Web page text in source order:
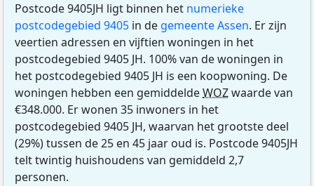
Postcode 9405JH ligt binnen het numerieke
postcodegebied 9405 in de gemeente Assen. Er zijn
veertien adressen en vijftien woningen in het
postcodegebied 9405 JH. 100% van de woningen in
het postcodegebied 9405 JH is een koopwoning. De
woningen hebben een gemiddeldeWOZwaarde van
€348.000. Er wonen 35 inwoners in het
postcodegebied 9405 JH, waarvan het grootste deel
(29%) tussen de 25 en 45 jaar oud is. Postcode 9405JH
telt twintig huishoudens van gemiddeld 2,7
personen.